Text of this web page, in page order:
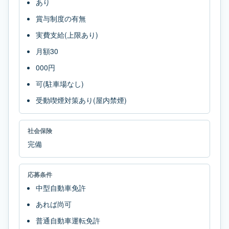
あり
賞与制度の有無
実費支給(上限あり)
月額30
000円
可(駐車場なし)
受動喫煙対策あり(屋内禁煙)
社会保険
完備
応募条件
中型自動車免許
あれば尚可
普通自動車運転免許